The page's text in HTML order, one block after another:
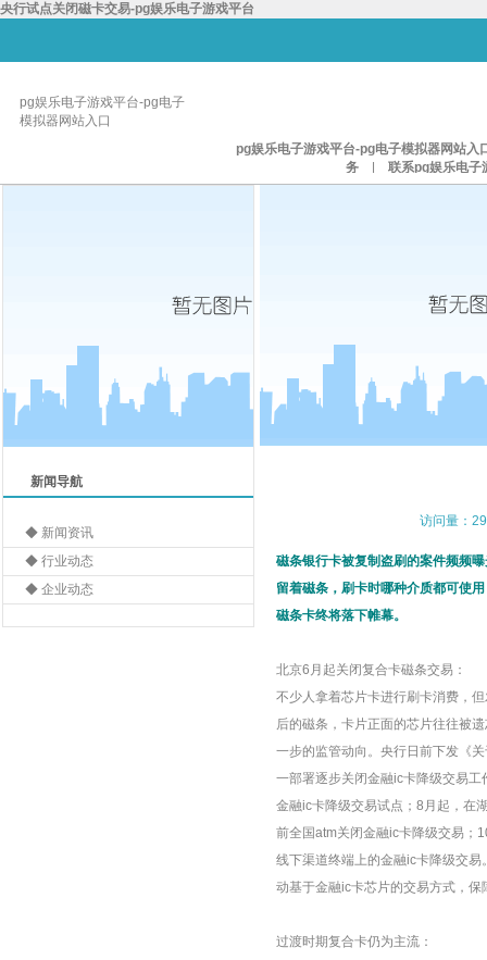
央行试点关闭磁卡交易-pg娱乐电子游戏平台
pg娱乐电子游戏平台-pg电子模拟器网站入
务
联系pg娱乐电子
pg娱乐电子游戏平台-pg电子
模拟器网站入口
新闻导航
◆ 新闻资讯
◆ 行业动态
◆ 企业动态
访问量
磁条银行卡被复制盗刷的案件频频
留着磁条，刷卡时哪种介质都可使
磁条卡终将落下帷幕。
北京6月起关闭复合卡磁条交易：
不少人拿着芯片卡进行刷卡消费，
后的磁条，卡片正面的芯片往往被
一步的监管动向。央行日前下发《
一部署逐步关闭金融ic卡降级交易
金融ic卡降级交易试点；8月起，在
前全国atm关闭金融ic卡降级交易；
线下渠道终端上的金融ic卡降级交
动基于金融ic卡芯片的交易方式，保
过渡时期复合卡仍为主流：